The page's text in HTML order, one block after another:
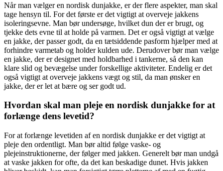
Når man vælger en nordisk dunjakke, er der flere aspekter, man skal
tage hensyn til. For det første er det vigtigt at overveje jakkens
isoleringsevne. Man bør undersøge, hvilket dun der er brugt, og
tjekke dets evne til at holde på varmen. Det er også vigtigt at vælge
en jakke, der passer godt, da en tætsiddende pasform hjælper med at
forhindre varmetab og holder kulden ude. Derudover bør man vælge
en jakke, der er designet med holdbarhed i tankerne, så den kan
klare slid og bevægelse under forskellige aktiviteter. Endelig er det
også vigtigt at overveje jakkens vægt og stil, da man ønsker en
jakke, der er let at bære og ser godt ud.
Hvordan skal man pleje en nordisk dunjakke for at
forlænge dens levetid?
For at forlænge levetiden af en nordisk dunjakke er det vigtigt at
pleje den ordentligt. Man bør altid følge vaske- og
plejeinstruktionerne, der følger med jakken. Generelt bør man undgå
at vaske jakken for ofte, da det kan beskadige dunet. Hvis jakken